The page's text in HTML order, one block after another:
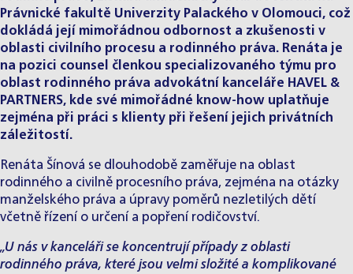
Právnické fakultě Univerzity Palackého v Olomouci, což
dokládá její mimořádnou odbornost a zkušenosti v
oblasti civilního procesu a rodinného práva. Renáta je
na pozici counsel členkou specializovaného týmu pro
oblast rodinného práva advokátní kanceláře HAVEL &
PARTNERS, kde své mimořádné know-how uplatňuje
zejména při práci s klienty při řešení jejich privátních
záležitostí.
Renáta Šínová se dlouhodobě zaměřuje na oblast
rodinného a civilně procesního práva, zejména na otázky
manželského práva a úpravy poměrů nezletilých dětí
včetně řízení o určení a popření rodičovství.
„U nás v kanceláři se koncentrují případy z oblasti
rodinného práva, které jsou velmi složité a komplikované